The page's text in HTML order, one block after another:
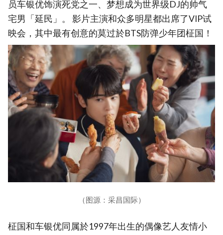
员车银优饰演死党之一、梦想成为世界级DJ的帅气
宅男「延民」。 影片主演和众多明星都出席了VIP试
映会，其中最有创意的莫过於BTS防弹少年团柾国！
（图源：采昌国际）
柾国和车银优同属於1997年出生的偶像艺人友情小